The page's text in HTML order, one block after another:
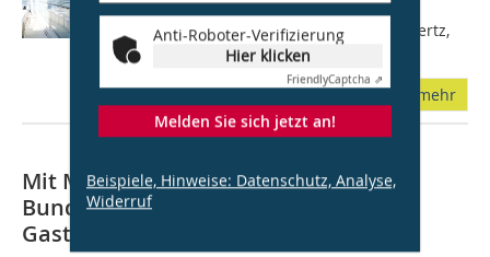
Anti-Roboter-Verifizierung
Hier klicken
FriendlyCaptcha ⇗
Melden Sie sich jetzt an!
Beispiele, Hinweise: Datenschutz, Analyse,
Widerruf
SPD-Politikerin ist erst seit 2021
Bundestagsabgeordnete. Schafft Hubertz,
die mit 37 Jahren eine der jüngsten...
mehr
Mit Modulen den Bau-Turbo zünden:
Bundesministerin Verena Hubertz zu
Gast bei ALHO